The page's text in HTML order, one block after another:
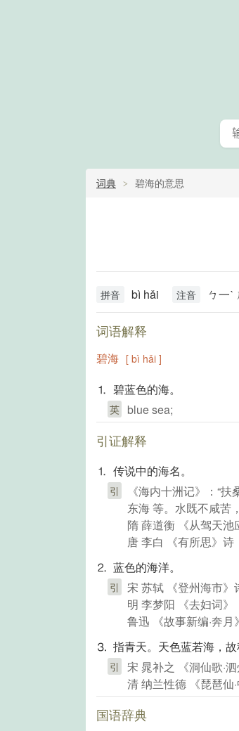
词典 碧海的意思
拼音 bì hǎi 注音 ㄅ一ˋ
词语解释
碧海 [ bì hǎi ]
⒈ 碧蓝色的海。
英 blue sea;
引证解释
⒈ 传说中的海名。
引
《海内十洲记》：“
东海 等。水既不咸苦
隋 薛道衡 《从驾天池
唐 李白 《有所思》诗
⒉ 蓝色的海洋。
引
宋 苏轼 《登州海市》
明 李梦阳 《去妇词》
鲁迅 《故事新编·奔
⒊ 指青天。天色蓝若海，故
引
宋 晁补之 《洞仙歌·
清 纳兰性德 《琵琶仙
国语辞典